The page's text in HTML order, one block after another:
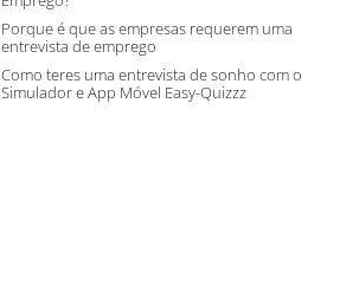
Porque é que as empresas requerem uma
entrevista de emprego
Como teres uma entrevista de sonho com o
Simulador e App Móvel Easy-Quizzz